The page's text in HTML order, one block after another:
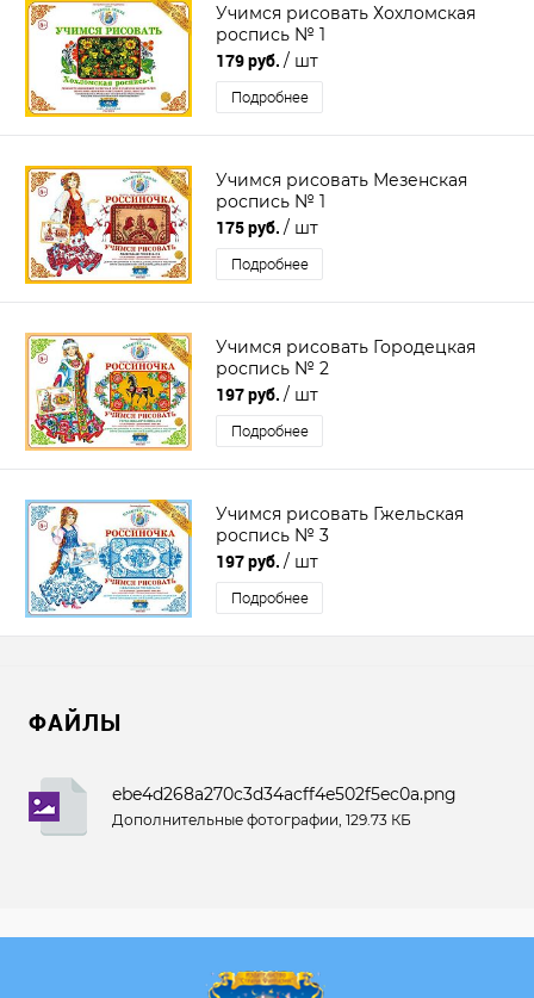
Учимся рисовать Хохломская
роспись № 1
179 руб. / шт
Подробнее
Учимся рисовать Мезенская
роспись № 1
175 руб. / шт
Подробнее
Учимся рисовать Городецкая
роспись № 2
197 руб. / шт
Подробнее
Учимся рисовать Гжельская
роспись № 3
197 руб. / шт
Подробнее
ФАЙЛЫ
ebe4d268a270c3d34acff4e502f5ec0a.png
Дополнительные фотографии, 129.73 КБ